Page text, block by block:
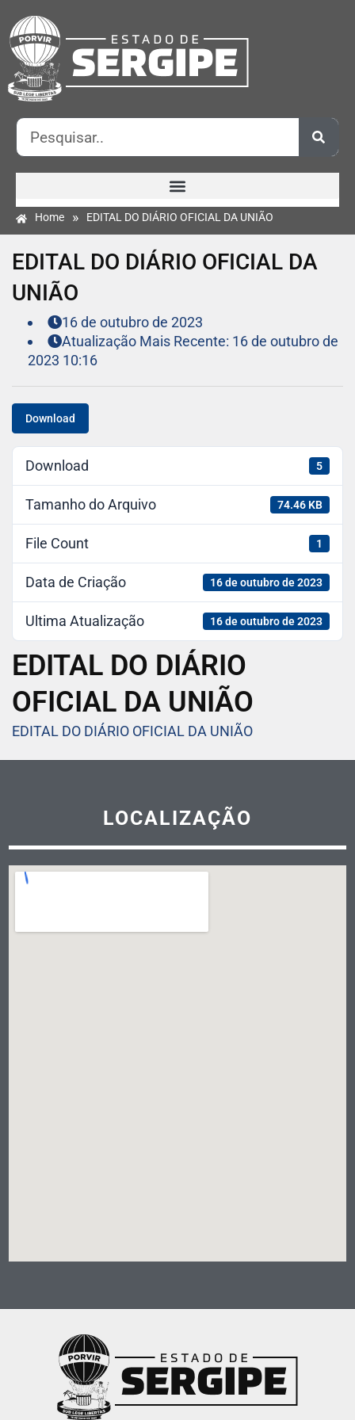
Home » EDITAL DO DIÁRIO OFICIAL DA UNIÃO
EDITAL DO DIÁRIO OFICIAL DA
UNIÃO
16 de outubro de 2023
Atualização Mais Recente: 16 de outubro de
2023 10:16
Download
Download 5
Tamanho do Arquivo 74.46 KB
File Count 1
Data de Criação 16 de outubro de 2023
Ultima Atualização 16 de outubro de 2023
EDITAL DO DIÁRIO
OFICIAL DA UNIÃO
EDITAL DO DIÁRIO OFICIAL DA UNIÃO
LOCALIZAÇÃO